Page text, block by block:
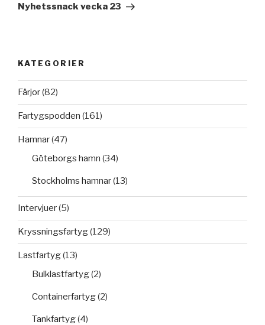
inlägg
Nyhetssnack vecka 23
KATEGORIER
Färjor(82)
Fartygspodden (161)
Hamnar(47)
Göteborgs hamn (34)
Stockholms hamnar(13)
Intervjuer(5)
Kryssningsfartyg(129)
Lastfartyg(13)
Bulklastfartyg(2)
Containerfartyg(2)
Tankfartyg(4)